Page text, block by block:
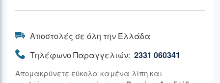
Αποστολές σε όλη την Ελλάδα
Τηλέφωνο Παραγγελιών: 2331 060341
Απομακρύνετε εύκολα καμένα λίπη και